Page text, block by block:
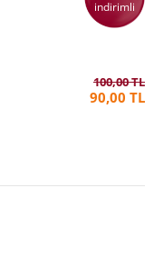
indirimli
100,00 TL
90,00 TL